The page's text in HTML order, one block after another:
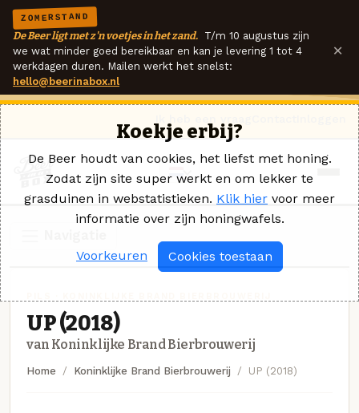
ZOMERSTAND
De Beer ligt met z'n voetjes in het zand. T/m 10 augustus zijn
we wat minder goed bereikbaar en kan je levering 1 tot 4
werkdagen duren. Mailen werkt het snelst:
hello@beerinabox.nl
×
UP (2018)
van Koninklijke Brand Bierbrouwerij
Home Koninklijke Brand Bierbrouwerij UP (2018)
Koekje erbij?
De Beer houdt van cookies, het liefst met honing.
Zodat zijn site super werkt en om lekker te
grasduinen in webstatistieken. Klik hier voor meer
informatie over zijn honingwafels.
Voorkeuren Cookies toestaan